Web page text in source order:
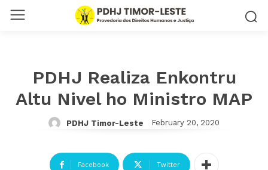
PDHJ Realiza Enkontru
Altu Nivel ho Ministro MAP
PDHJ Timor-Leste February 20, 2020
Facebook Twitter